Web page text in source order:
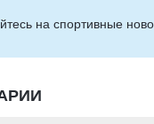
на cпортивные